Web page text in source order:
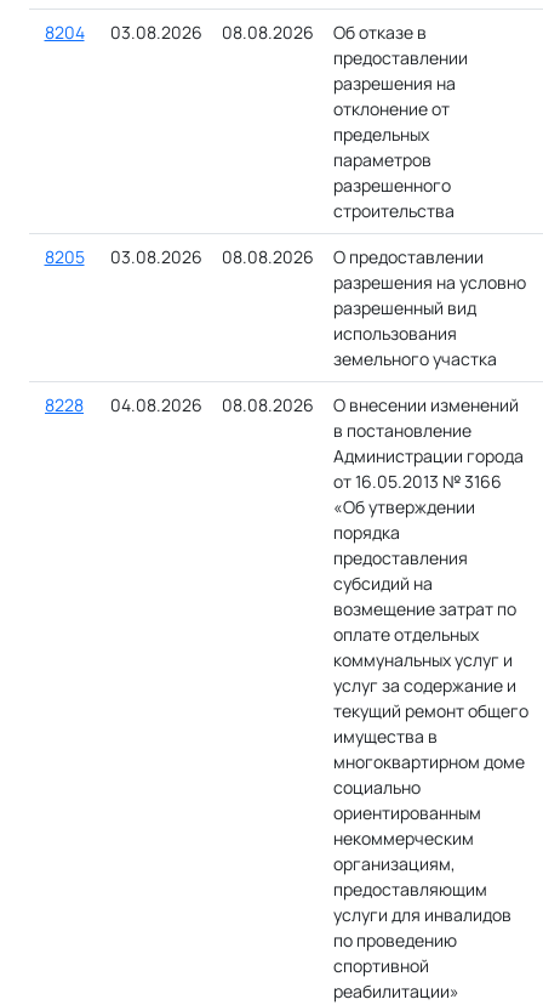
8204
03.08.2026 08.08.2026
Об отказе в
предоставлении
разрешения на
отклонение от
предельных
параметров
разрешенного
строительства
8205
03.08.2026 08.08.2026
О предоставлении
разрешения на условно
разрешенный вид
использования
земельного участка
8228
04.08.2026 08.08.2026
О внесении изменений
в постановление
Администрации города
от 16.05.2013 № 3166
«Об утверждении
порядка
предоставления
субсидий на
возмещение затрат по
оплате отдельных
коммунальных услуг и
услуг за содержание и
текущий ремонт общего
имущества в
многоквартирном доме
социально
ориентированным
некоммерческим
организациям,
предоставляющим
услуги для инвалидов
по проведению
спортивной
реабилитации»